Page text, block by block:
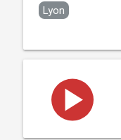
Lyon